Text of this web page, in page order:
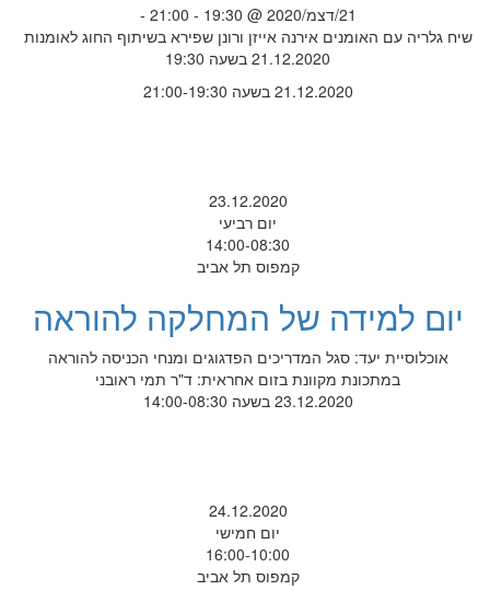
21/דצמ/2020 @ 19:30 - 21:00 -
שיח גלריה עם האומנים אירנה אייזן ורונן שפירא בשיתוף החוג לאומנות
21.12.2020 בשעה 19:30
21.12.2020 בשעה 21:00-19:30
23.12.2020
יום רביעי
14:00-08:30
קמפוס תל אביב
יום למידה של המחלקה להוראה
אוכלוסיית יעד: סגל המדריכים הפדגוגים ומנחי הכניסה להוראה
במתכונת מקוונת בזום אחראית: ד"ר תמי ראובני
23.12.2020 בשעה 14:00-08:30
24.12.2020
יום חמישי
16:00-10:00
קמפוס תל אביב